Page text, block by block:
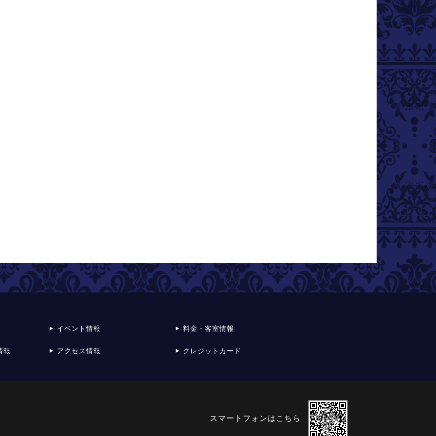
イベント情報 料金・客室情報
報 アクセス情報 クレジットカード
スマートフォンはこちら